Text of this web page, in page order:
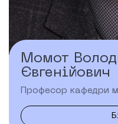
Момот
Євгенійович
Професор кафедри